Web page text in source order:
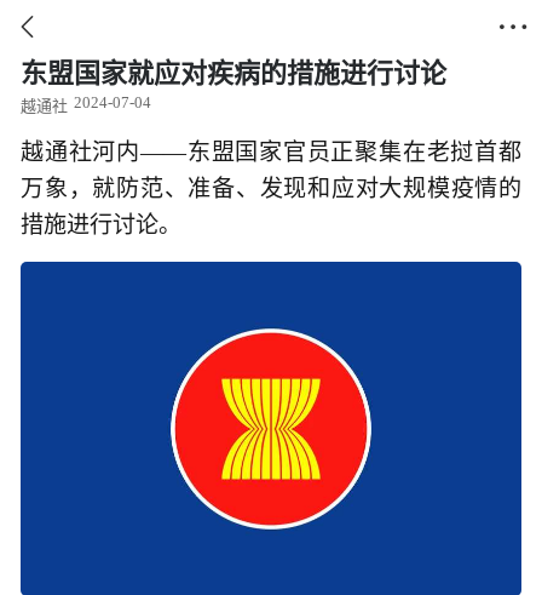
 
东盟国家就应对疾病的措施进行讨论
越通社 2024-07-04
越通社河内——东盟国家官员正聚集在老挝首都
万象，就防范、准备、发现和应对大规模疫情的
措施进行讨论。